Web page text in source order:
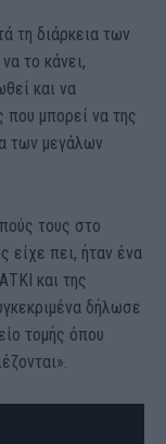
τη διάρκεια των
το κάνει,
και να
που μπορεί να της
των μεγάλων
τους στο
είχε πει, ήταν ένα
και της
δήλωσε
τομής όπου